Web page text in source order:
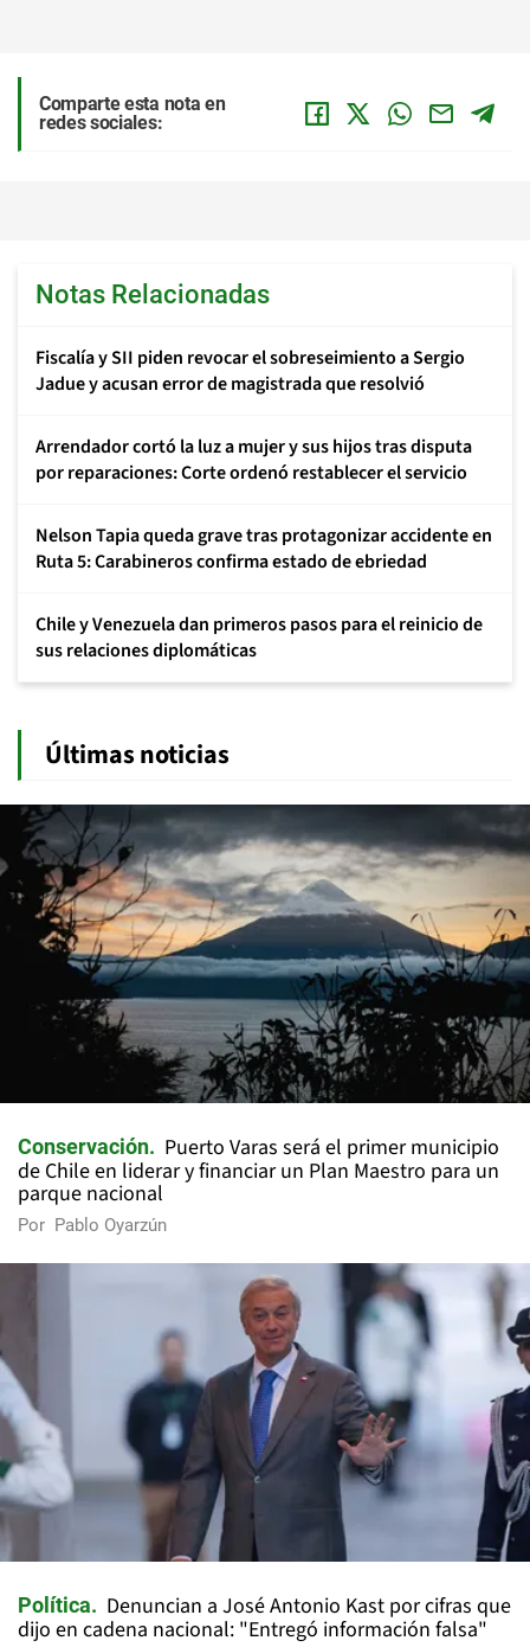
Comparte esta nota en
redes sociales:
Notas Relacionadas
Fiscalía y SII piden revocar el sobreseimiento a Sergio
Jadue y acusan error de magistrada que resolvió
Arrendador cortó la luz a mujer y sus hijos tras disputa
por reparaciones: Corte ordenó restablecer el servicio
Nelson Tapia queda grave tras protagonizar accidente en
Ruta 5: Carabineros confirma estado de ebriedad
Chile y Venezuela dan primeros pasos para el reinicio de
sus relaciones diplomáticas
Últimas noticias
Conservación
Puerto Varas será el primer municipio
de Chile en liderar y financiar un Plan Maestro para un
parque nacional
Por Pablo Oyarzún
Política
Denuncian a José Antonio Kast por cifras que
dijo en cadena nacional: "Entregó información falsa"